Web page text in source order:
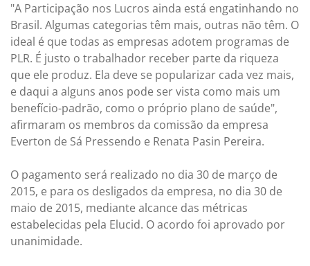
"A Participação nos Lucros ainda está engatinhando no
Brasil. Algumas categorias têm mais, outras não têm. O
ideal é que todas as empresas adotem programas de
PLR. É justo o trabalhador receber parte da riqueza
que ele produz. Ela deve se popularizar cada vez mais,
e daqui a alguns anos pode ser vista como mais um
benefício-padrão, como o próprio plano de saúde",
afirmaram os membros da comissão da empresa
Everton de Sá Pressendo e Renata Pasin Pereira.
O pagamento será realizado no dia 30 de março de
2015, e para os desligados da empresa, no dia 30 de
maio de 2015, mediante alcance das métricas
estabelecidas pela Elucid. O acordo foi aprovado por
unanimidade.